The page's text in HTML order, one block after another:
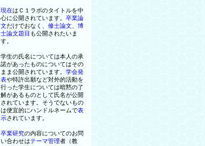
現在はＣ １ ラボのタイトルを中
心に公開されています。 卒業論
文だけでおなく 、 修士論文、 博
士論文題目 も公開されたいま
す。
学生の氏名については本人の承
諾があったものについてはその
まま公開されています。 学会発
表や特許出願など対外的活動を
行った学生については暗黙の了
解があるものとして氏名が公開
されています。
そうでないもの
は便宜的にハンドルネームで表
示されています。
卒業研究の内容についてのお問
い合わせはテーマ管理者（教